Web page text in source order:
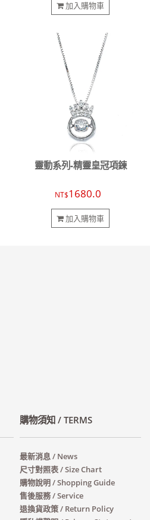
加入購物車
靈動系列-精靈皇冠項鍊
NT$1680.0
加入購物車
購物須知 / TERMS
最新消息 / News
尺寸對照表 / Size Chart
購物說明 / Shopping Guide
售後服務 / Service
退換貨政策 / Return Policy